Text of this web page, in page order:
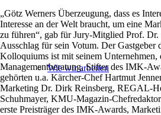
Wie wir arbeiten
„Götz Werners Überzeugung, dass es
Interesse an der Welt braucht, um eine
zu führen“, gab für Jury-Mitglied Prof.
Ausschlag für sein Votum. Der Gastgeber
Kolloquiums ist mit seinem Unternehmen,
Managementberatung, Stifter des IMK-
gehörten u.a. Kärcher-Chef Hartmut
Marketing Dr. Dirk Reinsberg, REGAL-
Schuhmayer, KMU-Magazin-
erste Preisträger des IMK-Awards,